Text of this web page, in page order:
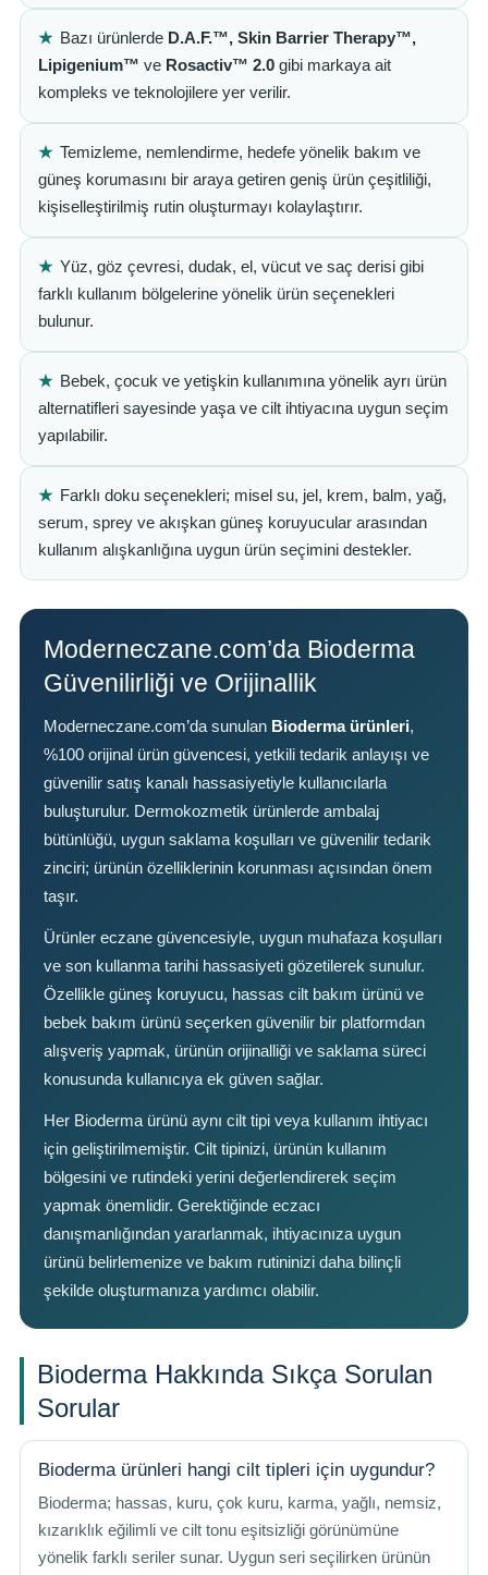
★ Bazı ürünlerde D.A.F.™, Skin Barrier Therapy™,
Lipigenium™ ve Rosactiv™ 2.0 gibi markaya ait
kompleks ve teknolojilere yer verilir.
★ Temizleme, nemlendirme, hedefe yönelik bakım ve
güneş korumasını bir araya getiren geniş ürün çeşitliliği,
kişiselleştirilmiş rutin oluşturmayı kolaylaştırır.
★ Yüz, göz çevresi, dudak, el, vücut ve saç derisi gibi
farklı kullanım bölgelerine yönelik ürün seçenekleri
bulunur.
★ Bebek, çocuk ve yetişkin kullanımına yönelik ayrı ürün
alternatifleri sayesinde yaşa ve cilt ihtiyacına uygun seçim
yapılabilir.
★ Farklı doku seçenekleri; misel su, jel, krem, balm, yağ,
serum, sprey ve akışkan güneş koruyucular arasından
kullanım alışkanlığına uygun ürün seçimini destekler.
Moderneczane.com’da Bioderma
Güvenilirliği ve Orijinallik
Moderneczane.com’da sunulan Bioderma ürünleri,
%100 orijinal ürün güvencesi, yetkili tedarik anlayışı ve
güvenilir satış kanalı hassasiyetiyle kullanıcılarla
buluşturulur. Dermokozmetik ürünlerde ambalaj
bütünlüğü, uygun saklama koşulları ve güvenilir tedarik
zinciri; ürünün özelliklerinin korunması açısından önem
taşır.
Ürünler eczane güvencesiyle, uygun muhafaza koşulları
ve son kullanma tarihi hassasiyeti gözetilerek sunulur.
Özellikle güneş koruyucu, hassas cilt bakım ürünü ve
bebek bakım ürünü seçerken güvenilir bir platformdan
alışveriş yapmak, ürünün orijinalliği ve saklama süreci
konusunda kullanıcıya ek güven sağlar.
Her Bioderma ürünü aynı cilt tipi veya kullanım ihtiyacı
için geliştirilmemiştir. Cilt tipinizi, ürünün kullanım
bölgesini ve rutindeki yerini değerlendirerek seçim
yapmak önemlidir. Gerektiğinde eczacı
danışmanlığından yararlanmak, ihtiyacınıza uygun
ürünü belirlemenize ve bakım rutininizi daha bilinçli
şekilde oluşturmanıza yardımcı olabilir.
Bioderma Hakkında Sıkça Sorulan
Sorular
Bioderma ürünleri hangi cilt tipleri için uygundur?
Bioderma; hassas, kuru, çok kuru, karma, yağlı, nemsiz,
kızarıklık eğilimli ve cilt tonu eşitsizliği görünümüne
yönelik farklı seriler sunar. Uygun seri seçilirken ürünün